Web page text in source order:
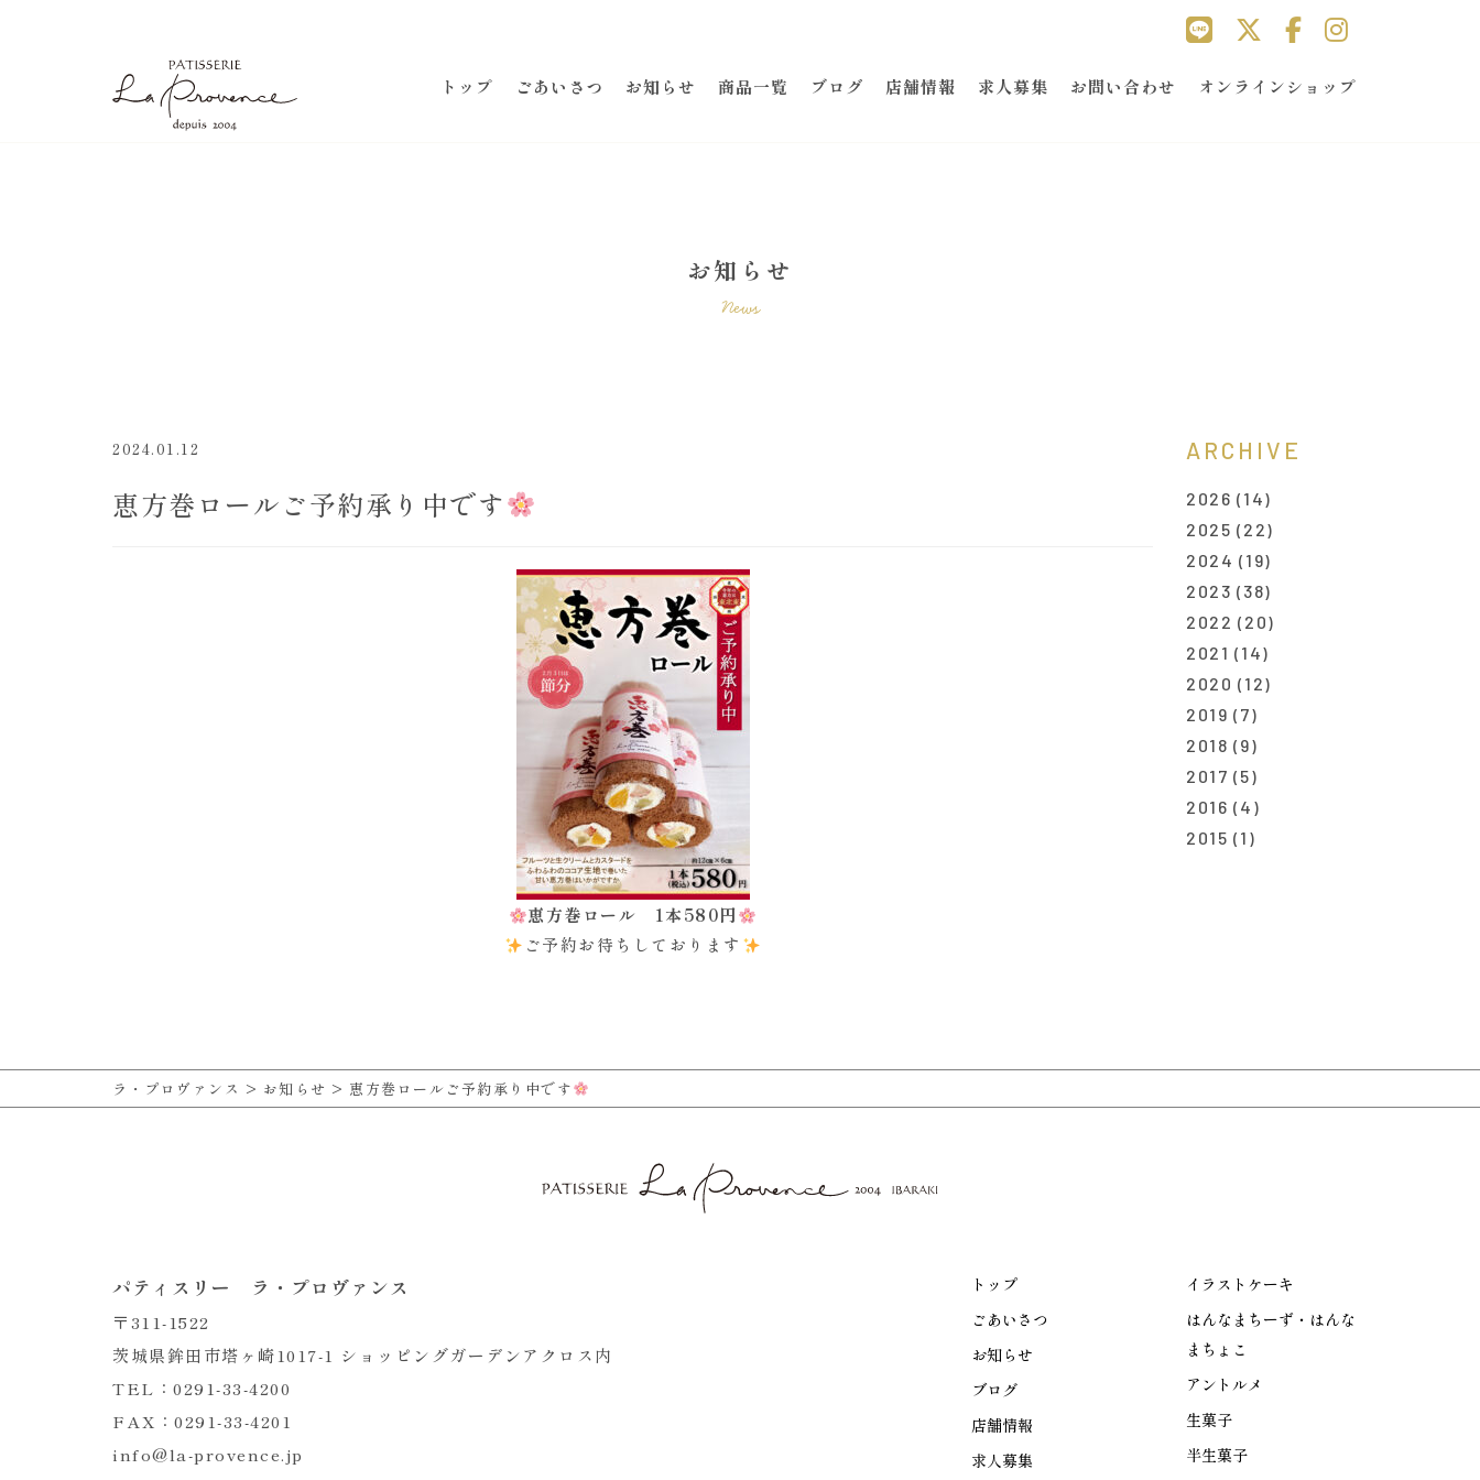
トップ ごあいさつ お知らせ 商品一覧 ブログ 店舗情報 求人募集 お問い合わせ オンラインショップ
お知らせ
News
2024.01.12
恵方巻ロールご予約承り中です
恵方巻ロール 1本580円
ご予約お待ちしております
ARCHIVE
2026 (14)
2025 (22)
2024 (19)
2023 (38)
2022 (20)
2021 (14)
2020 (12)
2019 (7)
2018 (9)
2017 (5)
2016 (4)
2015 (1)
ラ・プロヴァンス > お知らせ > 恵方巻ロールご予約承り中です
パティスリー ラ・プロヴァンス
〒311-1522
茨城県鉾田市塔ヶ崎1017-1 ショッピングガーデンアクロス内
TEL：0291-33-4200
FAX：0291-33-4201
info@la-provence.jp
トップ
ごあいさつ
お知らせ
ブログ
店舗情報
求人募集
イラストケーキ
はんなまちーず・はんな
まちょこ
アントルメ
生菓子
半生菓子